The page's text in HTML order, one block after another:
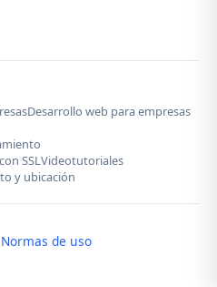
Desarrollo web para empresas
SSLVideotutoriales
y ubicación
Normas de uso